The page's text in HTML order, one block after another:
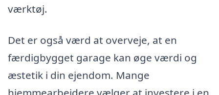
værktøj.
Det er også værd at overveje, at en
færdigbygget garage kan øge værdi og
æstetik i din ejendom. Mange